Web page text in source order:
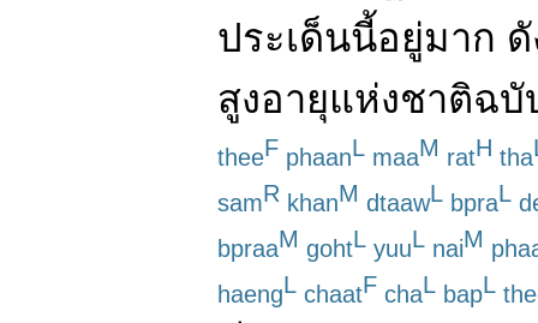
ประเด็นนี้อยู่มาก
สูงอายุแห่งชาติฉบั
theeF phaanL maaM ratH tha
samR khanM dtaawL bpraL
bpraaM gohtL yuuL naiM
haengL chaatF chaL bapL